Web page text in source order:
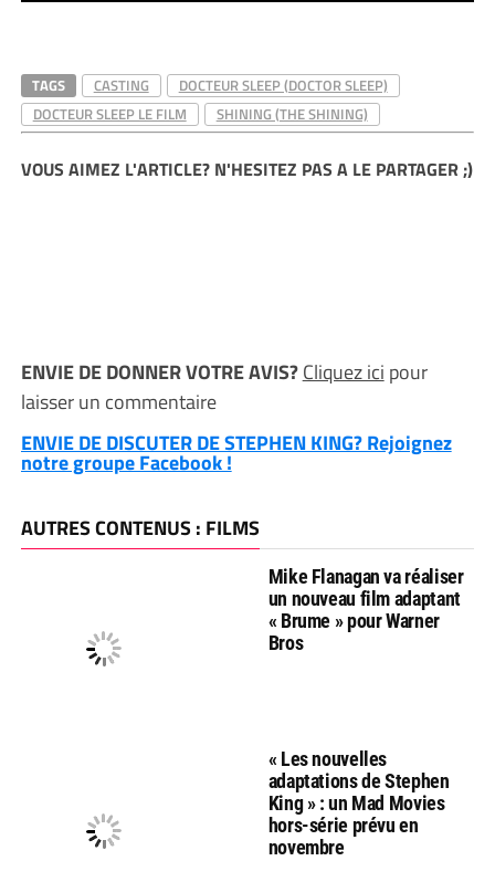
TAGS CASTING
DOCTEUR SLEEP (DOCTOR SLEEP)
DOCTEUR SLEEP LE FILM
SHINING (THE SHINING)
VOUS AIMEZ L'ARTICLE? N'HESITEZ PAS A LE PARTAGER ;)
ENVIE DE DONNER VOTRE AVIS?Cliquez ici pour
laisser un commentaire
ENVIE DE DISCUTER DE STEPHEN KING? Rejoignez
notre groupe Facebook !
AUTRES CONTENUS : FILMS
Mike Flanagan va réaliser
un nouveau film adaptant
« Brume » pour Warner
Bros
« Les nouvelles
adaptations de Stephen
King » : un Mad Movies
hors-série prévu en
novembre